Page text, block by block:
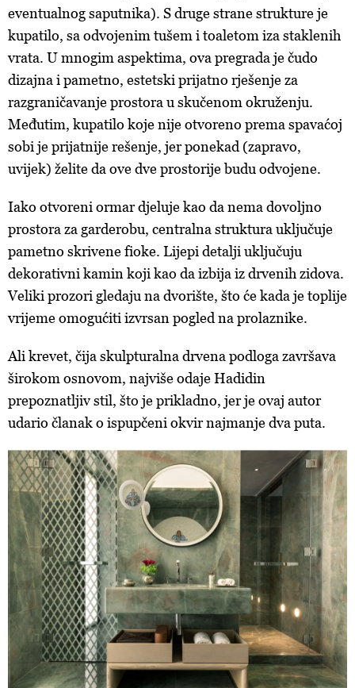
eventualnog saputnika). S druge strane strukture je
kupatilo, sa odvojenim tušem i toaletom iza staklenih
vrata. U mnogim aspektima, ova pregrada je čudo
dizajna i pametno, estetski prijatno rješenje za
razgraničavanje prostora u skučenom okruženju.
Međutim, kupatilo koje nije otvoreno prema spavaćoj
sobi je prijatnije rešenje, jer ponekad (zapravo,
uvijek) želite da ove dve prostorije budu odvojene.
Iako otvoreni ormar djeluje kao da nema dovoljno
prostora za garderobu, centralna struktura uključuje
pametno skrivene fioke. Lijepi detalji uključuju
dekorativni kamin koji kao da izbija iz drvenih zidova.
Veliki prozori gledaju na dvorište, što će kada je toplije
vrijeme omogućiti izvrsan pogled na prolaznike.
Ali krevet, čija skulpturalna drvena podloga završava
širokom osnovom, najviše odaje Hadidin
prepoznatljiv stil, što je prikladno, jer je ovaj autor
udario članak o ispupčeni okvir najmanje dva puta.